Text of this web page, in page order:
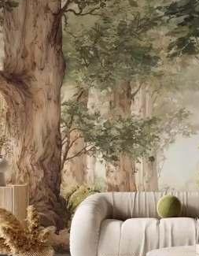
Peel and Stick
1533.33$920.00/m²